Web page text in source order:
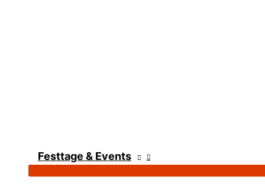
Festtage & Events